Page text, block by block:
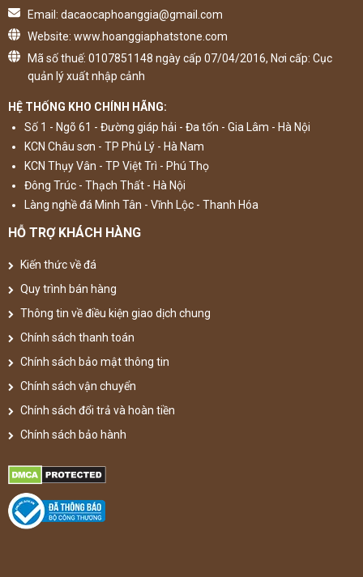
Email: dacaocaphoanggia@gmail.com
Website: www.hoanggiaphatstone.com
Mã số thuế: 0107851148 ngày cấp 07/04/2016, Nơi cấp: Cục
quản lý xuất nhập cảnh
HỆ THỐNG KHO CHÍNH HÃNG:
Số 1 - Ngõ 61 - Đường giáp hải - Đa tốn - Gia Lâm - Hà Nội
KCN Châu sơn - TP Phủ Lý - Hà Nam
KCN Thụy Vân - TP Việt Trì - Phú Thọ
Đông Trúc - Thạch Thất - Hà Nội
Làng nghề đá Minh Tân - Vĩnh Lộc - Thanh Hóa
HỖ TRỢ KHÁCH HÀNG
Kiến thức về đá
Quy trình bán hàng
Thông tin về điều kiện giao dịch chung
Chính sách thanh toán
Chính sách bảo mật thông tin
Chính sách vận chuyển
Chính sách đổi trả và hoàn tiền
Chính sách bảo hành